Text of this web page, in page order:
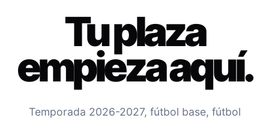
Tu plaza
empieza aquí.
Temporada 2026-2027, fútbol base, fútbol